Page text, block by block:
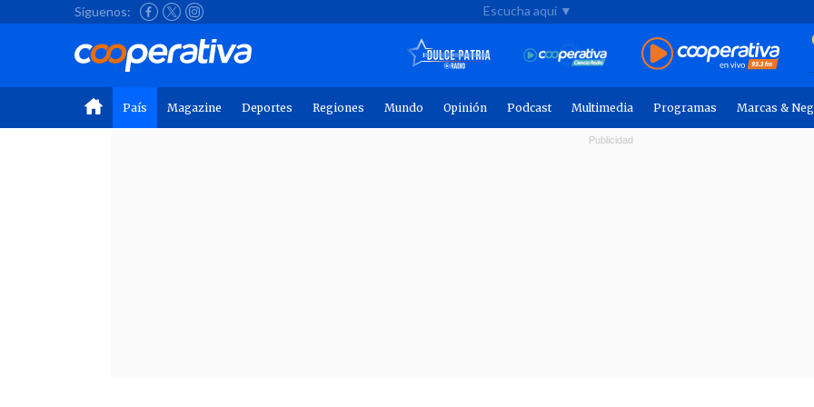
Síguenos: Escucha aquí ▼
País Magazine Deportes Regiones Mundo Opinión Podcast Multimedia Programas Marcas &